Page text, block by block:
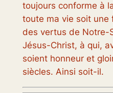
toujours conforme à
toute ma vie soit une
des vertus de Notre-
Jésus-Christ, à qui,
soient honneur et
siècles. Ainsi soit-il.